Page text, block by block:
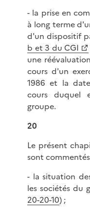
- la prise en
à long terme
d'un dispositif
b et 3 du CGI
une
cours d'un
1986 et la
cours duquel
groupe.
20
Le présent
sont
- la situation
les sociétés du
20-20-10) ;